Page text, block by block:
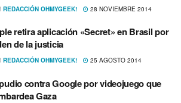
REDACCIÓN OHMYGEEK! 28 NOVIEMBRE 2014
retira aplicación «Secret» en Brasil por
de la justicia
REDACCIÓN OHMYGEEK! 25 AGOSTO 2014
contra Google por videojuego que
Gaza